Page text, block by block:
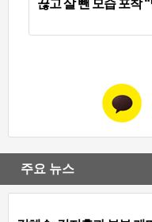
끊고 살 뺀 모습 포착
주요 뉴스